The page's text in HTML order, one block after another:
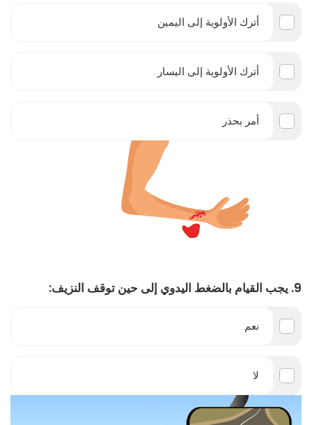
أترك الأولوية إلى اليمين
أترك الأولوية إلى اليسار
أمر بحذر
9. يجب القيام بالضغط اليدوي إلى حين توقف النزيف:
نعم
لا